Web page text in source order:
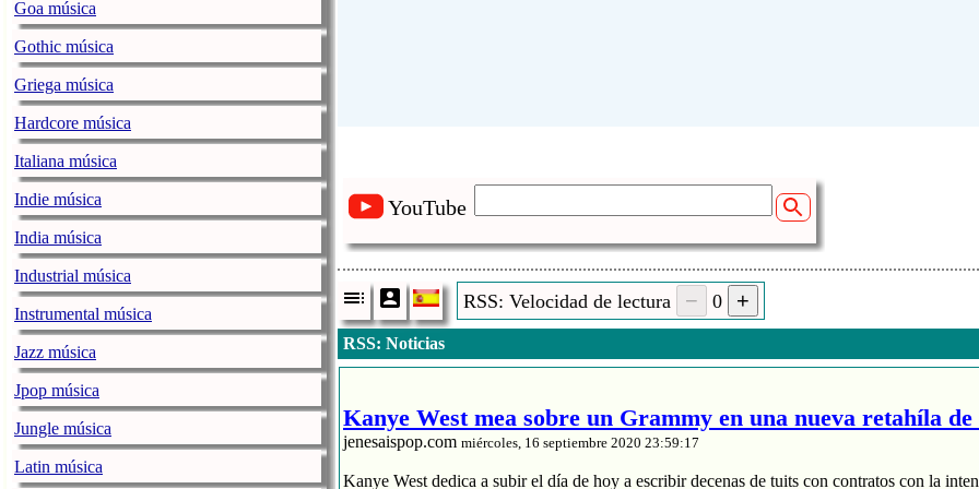
Goa música
Gothic música
Griega música
Hardcore música
Italiana música
Indie música
India música
Industrial música
Instrumental música
Jazz música
Jpop música
Jungle música
Latin música
YouTube
RSS: Velocidad de lectura 0
RSS: Noticias
Kanye West mea sobre un Grammy en una nueva retahíla
jenesaispop.com miércoles, 16 septiembre 2020 23:59:17
Kanye West dedica a subir el día de hoy a escribir decenas de tuits con contratos con la